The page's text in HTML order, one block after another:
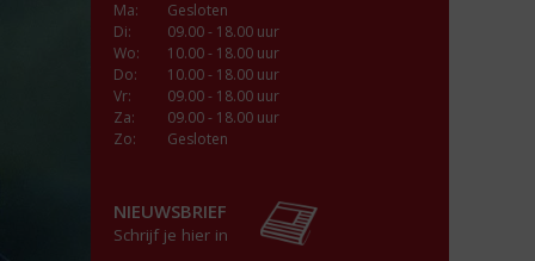
Ma:
Gesloten
Di:
09.00 - 18.00 uur
Wo:
10.00 - 18.00 uur
Do:
10.00 - 18.00 uur
Vr:
09.00 - 18.00 uur
Za:
09.00 - 18.00 uur
Zo:
Gesloten
NIEUWSBRIEF
Schrijf je hier in